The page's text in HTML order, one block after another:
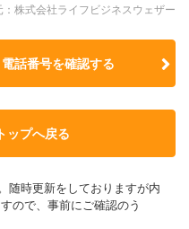
株式会社ライフビジネスウェザー
話番号を確認する
ップへ戻る
随時更新をしておりますが内
ので、事前にご確認のう